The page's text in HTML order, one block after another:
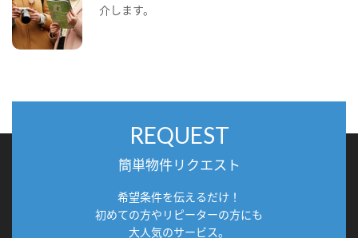
介します。
REQUEST
簡単物件リクエスト
希望条件を伝えるだけ！
初めての方やリピーターの方にも
大人気のサービス。